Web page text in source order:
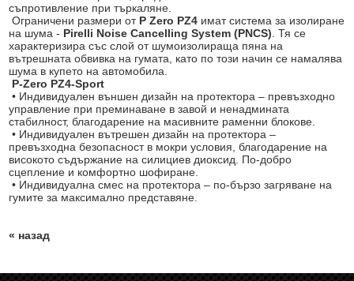
съпротивление при търкаляне.
Ограничени размери отP Zero PZ4 имат система за изолиране
на шума - Pirelli Noise Cancelling System (PNCS). Тя се
характеризира със слой от шумоизолираща пяна на
вътрешната обвивка на гумата, като по този начин се намалява
шума в купето на автомобила.
P-Zero PZ4-Sport
• Индивидуален външен дизайн на протектора – превъзходно
управление при преминаване в завой и ненадмината
стабилност, благодарение на масивните раменни блокове.
• Индивидуален вътрешен дизайн на протектора –
превъзходна безопасност в мокри условия, благодарение на
високото съдържание на силициев диоксид. По-добро
сцепление и комфортно шофиране.
• Индивидуална смес на протектора – по-бързо загряване на
гумите за максимално представяне.
« назад